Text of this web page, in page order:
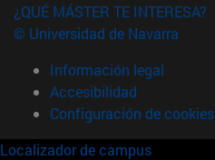
¿QUÉ MÁSTER TE INTERESA?
© Universidad de Navarra
Información legal
Accesibilidad
Configuración de cookies
Localizador de campus